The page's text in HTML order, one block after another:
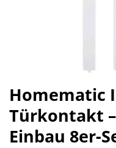
Homematic
Türkontakt
Einbau 8er-